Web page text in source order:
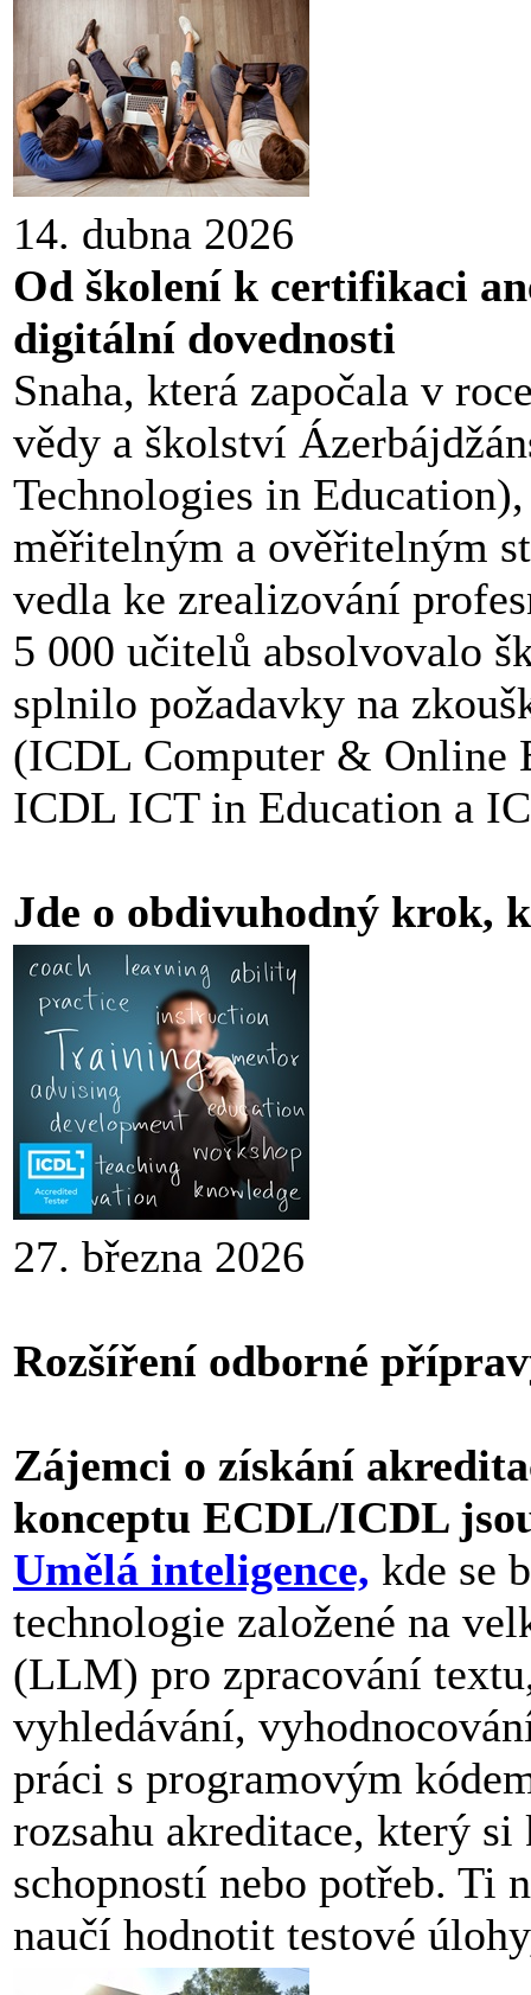
14. dubna 2026
Od školení k certifikaci
digitální dovednosti
Snaha, která započala v
vědy a školství
Technologies in
měřitelným a ověřitelným
vedla ke zrealizování
5 000 učitelů absolvovalo
splnilo požadavky na
(ICDL Computer & Online
ICDL ICT in Education a
Jde o obdivuhodný krok,
27. března 2026
Rozšíření odborné
Zájemci o získání
konceptu ECDL/ICDL
Umělá inteligence, kde se
technologie založené na
(LLM) pro zpracování
vyhledávání,
práci s programovým
rozsahu akreditace, který
schopností nebo potřeb. Ti
naučí hodnotit testové